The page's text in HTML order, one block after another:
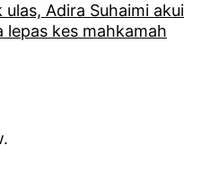
Adira Suhaimi akui
kes mahkamah